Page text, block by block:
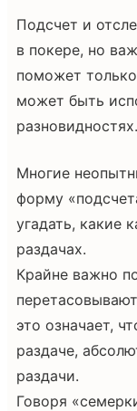
Подсчет и
в покере, но
поможет
может быть
разновидностях.
Многие
форму
угадать, какие
раздачах.
Крайне важно
это означает,
раздаче,
раздачи.
Говоря